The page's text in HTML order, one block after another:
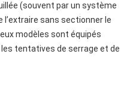
(souvent par un système
l’extraire sans sectionner le
modèles sont équipés
tentatives de serrage et de